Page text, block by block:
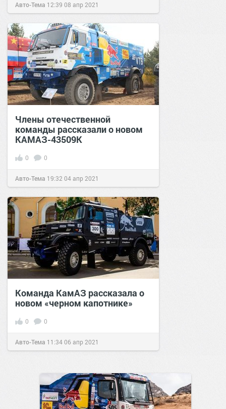
Авто-Тема 12:39 08 апр 2021
Члены отечественной
команды рассказали о новом
КАМАЗ-43509К
0 0
Авто-Тема 19:32 04 апр 2021
Команда КамАЗ рассказала о
новом «черном капотнике»
0 0
Авто-Тема 11:3406 апр 2021